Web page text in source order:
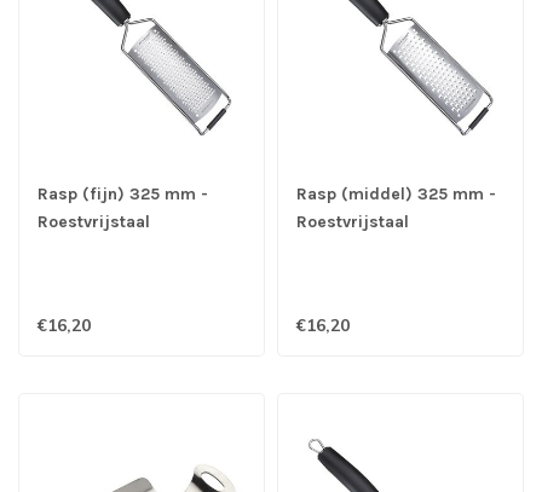
Rasp (fijn) 325 mm -
Roestvrijstaal
€16,20
Rasp (middel) 325 mm -
Roestvrijstaal
€16,20